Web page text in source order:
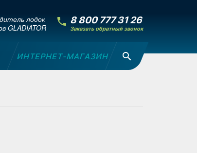
лодок
GLADIATOR
8 800 777 31 26
Заказать обратный звонок
ИНТЕРНЕТ-МАГАЗИН